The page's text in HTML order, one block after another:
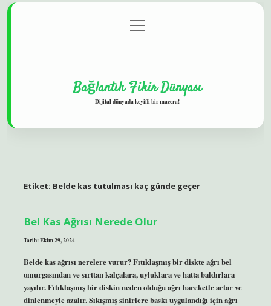
Gizlilik Politikası
menüyü
aç
Bağlantılı Fikir Dünyası
Dijital dünyada keyifli bir macera!
Etiket: Belde kas tutulması kaç günde geçer
Bel Kas Ağrısı Nerede Olur
Tarih: Ekim 29, 2024
Belde kas ağrısı nerelere vurur? Fıtıklaşmış bir diskte ağrı bel
omurgasından ve sırttan kalçalara, uyluklara ve hatta baldırlara
yayılır. Fıtıklaşmış bir diskin neden olduğu ağrı hareketle artar ve
dinlenmeyle azalır. Sıkışmış sinirlere baskı uygulandığı için ağrı